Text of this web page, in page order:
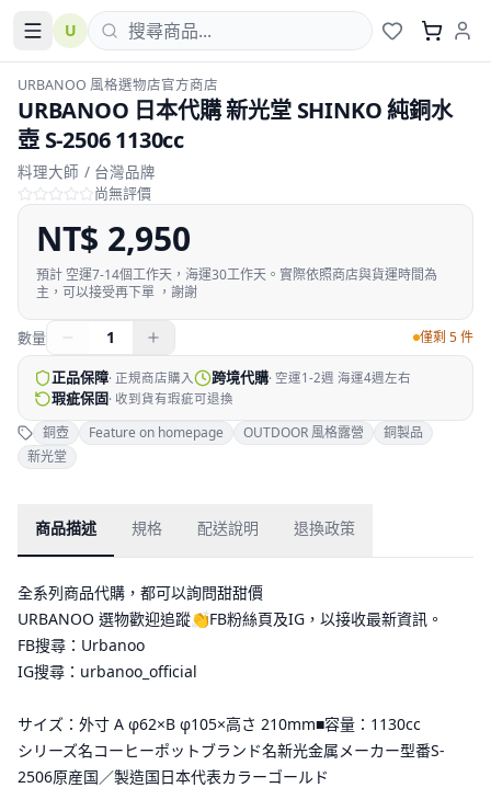
U
URBANOO 風格選物店官方商店
URBANOO 日本代購 新光堂 SHINKO 純銅水
壺 S-2506 1130cc
料理大師 / 台灣品牌
尚無評價
NT$ 2,950
預計 空運7-14個工作天，海運30工作天。實際依照商店與貨運時間為
主，可以接受再下單 ，謝謝
數量 1 僅剩 5 件
正品保障· 正規商店購入 跨境代購· 空運1-2週 海運4週左右
瑕疵保固· 收到貨有瑕疵可退換
銅壺 Feature on homepage OUTDOOR 風格露營
銅製品
新光堂
商品描述 規格 配送說明 退換政策
全系列商品代購，都可以詢問甜甜價
URBANOO 選物歡迎追蹤👏FB粉絲頁及IG，以接收最新資訊。
FB搜尋：Urbanoo
IG搜尋：urbanoo_official
サイズ：外寸 A φ62×B φ105×高さ 210mm■容量：1130cc
シリーズ名コーヒーポットブランド名新光金属メーカー型番S-
2506原産国／製造国日本代表カラーゴールド